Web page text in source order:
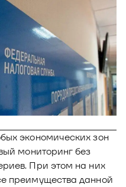
экономических зон
мониторинг без
При этом на них
преимущества данной